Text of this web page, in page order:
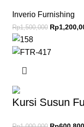
Inverio Furnishing
Rp1,500,000 Rp
Kursi Susun